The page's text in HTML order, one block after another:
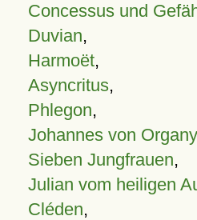
Concessus und
Duvian,
Harmoët,
Asyncritus,
Phlegon,
Johannes von
Sieben Jungfrauen,
Julian vom heiligen
Cléden,